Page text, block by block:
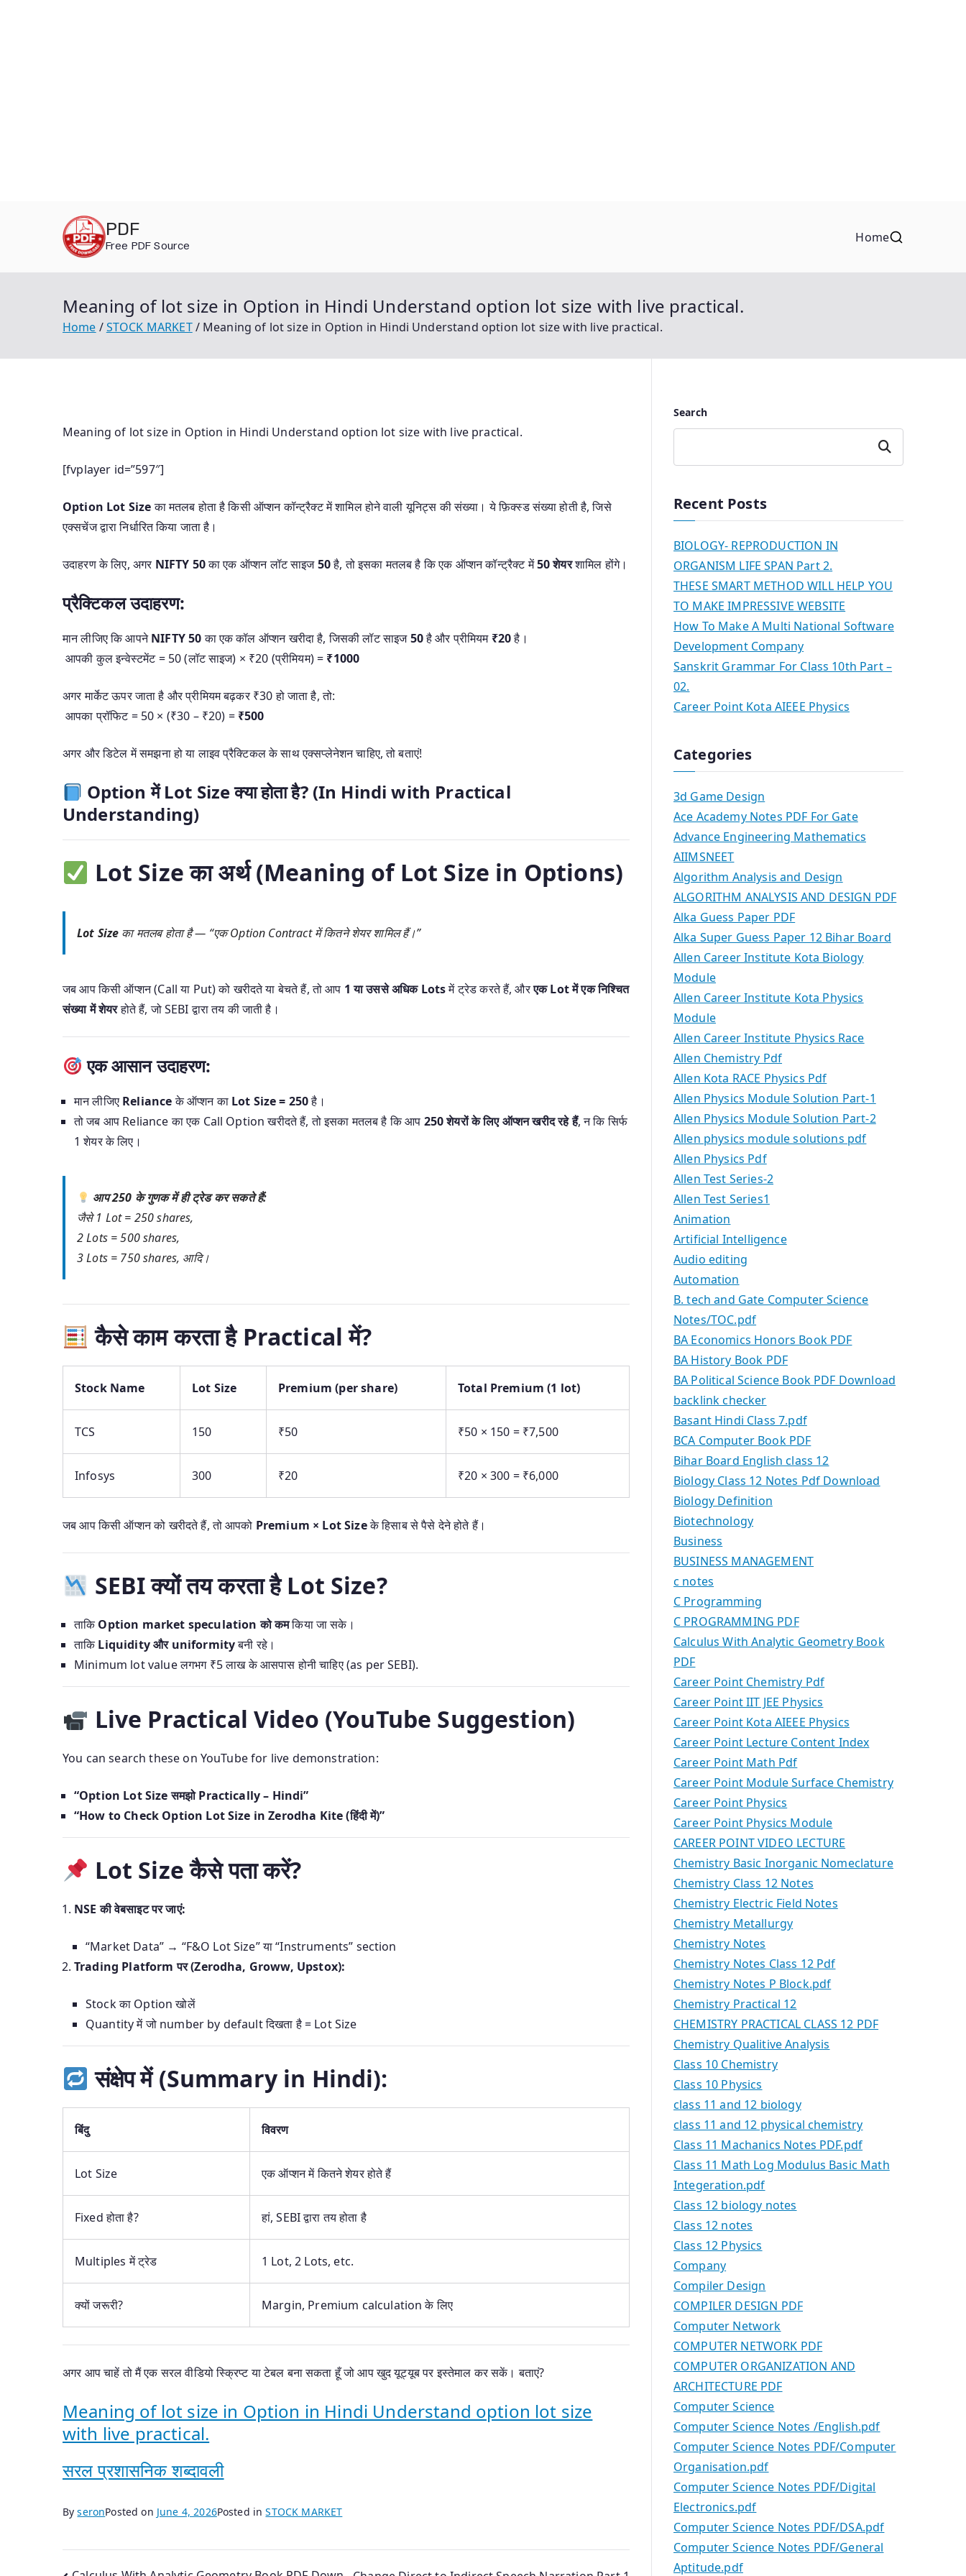
PDF
Free PDF Source
Home
Meaning of lot size in Option in Hindi Understand option lot size with live practical.
Home STOCK MARKET Meaning of lot size in Option in Hindi Understand option lot size with live practical.
Meaning of lot size in Option in Hindi Understand option lot size with live practical.
[fvplayer id=”597″]
Option Lot Sizeका मतलब होता है किसी ऑप्शन कॉन्ट्रैक्ट में शामिल होने वाली यूनिट्स की संख्या। ये फ़िक्स्ड संख्या होती है, जिसे
एक्सचेंज द्वारा निर्धारित किया जाता है।
उदाहरण के लिए, अगर NIFTY 50का एक ऑप्शन लॉट साइज50है, तो इसका मतलब है कि एक ऑप्शन कॉन्ट्रैक्ट में50 शेयरशामिल होंगे।
प्रैक्टिकल उदाहरण:
मान लीजिए कि आपनेNIFTY 50का एक कॉल ऑप्शन खरीदा है, जिसकी लॉट साइज50है और प्रीमियम ₹20है।
आपकी कुल इन्वेस्टमेंट = 50 (लॉट साइज) × ₹20 (प्रीमियम) = ₹1000
अगर मार्केट ऊपर जाता है और प्रीमियम बढ़कर ₹30 हो जाता है, तो:
आपका प्रॉफिट = 50 × (₹30 – ₹20) = ₹500
अगर और डिटेल में समझना हो या लाइव प्रैक्टिकल के साथ एक्सप्लेनेशन चाहिए, तो बताएं!
Option में Lot Size क्या होता है? (In Hindi with Practical
Understanding)
Lot Size का अर्थ (Meaning of Lot Size in Options)
Lot Size का मतलब होता है — “एक Option Contract में कितने शेयर शामिल हैं।”
जब आप किसी ऑप्शन (Call या Put) को खरीदते या बेचते हैं, तो आप 1 या उससे अधिक Lotsमें ट्रेड करते हैं, औरएक Lot में एक निश्चित
संख्या में शेयरहोते हैं, जो SEBI द्वारा तय की जाती है।
एक आसान उदाहरण:
मान लीजिए Relianceके ऑप्शन का Lot Size = 250है।
तो जब आप Reliance का एक Call Option खरीदते हैं, तो इसका मतलब है कि आप 250 शेयरों के लिए ऑप्शन खरीद रहे हैं, न कि सिर्फ
1 शेयर के लिए।
आप 250 के गुणक में ही ट्रेड कर सकते हैं:
जैसे 1 Lot = 250 shares,
2 Lots = 500 shares,
3 Lots = 750 shares, आदि।
कैसे काम करता है Practical में?
Stock Name Lot Size Premium (per share) Total Premium (1 lot)
TCS 150 ₹50 ₹50 × 150 = ₹7,500
Infosys 300 ₹20 ₹20 × 300 = ₹6,000
जब आप किसी ऑप्शन को खरीदते हैं, तो आपको Premium × Lot Sizeके हिसाब से पैसे देने होते हैं।
SEBI क्यों तय करता है Lot Size?
ताकिOption market speculation को कमकिया जा सके।
ताकिLiquidity और uniformityबनी रहे।
Minimum lot value लगभग ₹5 लाख के आसपास होनी चाहिए (as per SEBI).
Live Practical Video (YouTube Suggestion)
You can search these on YouTube for live demonstration:
“Option Lot Size समझो Practically – Hindi”
“How to Check Option Lot Size in Zerodha Kite (हिंदी में)”
Lot Size कैसे पता करें?
NSE की वेबसाइट पर जाएं:
“Market Data” → “F&O Lot Size” या “Instruments” section
Trading Platform पर (Zerodha, Groww, Upstox):
Stock का Option खोलें
Quantity में जो number by default दिखता है = Lot Size
संक्षेप में (Summary in Hindi):
बिंदु विवरण
Lot Size एक ऑप्शन में कितने शेयर होते हैं
Fixed होता है? हां, SEBI द्वारा तय होता है
Multiples में ट्रेड 1 Lot, 2 Lots, etc.
क्यों जरूरी? Margin, Premium calculation के लिए
अगर आप चाहें तो मैं एक सरल वीडियो स्क्रिप्ट या टेबल बना सकता हूँ जो आप खुद यूट्यूब पर इस्तेमाल कर सकें। बताएं?
Meaning of lot size in Option in Hindi Understand option lot size
with live practical.
सरल प्रशासनिक शब्दावली
ByseronPosted on June 4, 2026Posted inSTOCK MARKET
Search
Search
Recent Posts
BIOLOGY- REPRODUCTION IN
ORGANISM LIFE SPAN Part 2.
THESE SMART METHOD WILL HELP YOU
TO MAKE IMPRESSIVE WEBSITE
How To Make A Multi National Software
Development Company
Sanskrit Grammar For Class 10th Part –
02.
Career Point Kota AIEEE Physics
Categories
3d Game Design
Ace Academy Notes PDF For Gate
Advance Engineering Mathematics
AIIMSNEET
Algorithm Analysis and Design
ALGORITHM ANALYSIS AND DESIGN PDF
Alka Guess Paper PDF
Alka Super Guess Paper 12 Bihar Board
Allen Career Institute Kota Biology
Module
Allen Career Institute Kota Physics
Module
Allen Career Institute Physics Race
Allen Chemistry Pdf
Allen Kota RACE Physics Pdf
Allen Physics Module Solution Part-1
Allen Physics Module Solution Part-2
Allen physics module solutions pdf
Allen Physics Pdf
Allen Test Series-2
Allen Test Series1
Animation
Artificial Intelligence
Audio editing
Automation
B. tech and Gate Computer Science
Notes/TOC.pdf
BA Economics Honors Book PDF
BA History Book PDF
BA Political Science Book PDF Download
backlink checker
Basant Hindi Class 7.pdf
BCA Computer Book PDF
Bihar Board English class 12
Biology Class 12 Notes Pdf Download
Biology Definition
Biotechnology
Business
BUSINESS MANAGEMENT
c notes
C Programming
C PROGRAMMING PDF
Calculus With Analytic Geometry Book
PDF
Career Point Chemistry Pdf
Career Point IIT JEE Physics
Career Point Kota AIEEE Physics
Career Point Lecture Content Index
Career Point Math Pdf
Career Point Module Surface Chemistry
Career Point Physics
Career Point Physics Module
CAREER POINT VIDEO LECTURE
Chemistry Basic Inorganic Nomeclature
Chemistry Class 12 Notes
Chemistry Electric Field Notes
Chemistry Metallurgy
Chemistry Notes
Chemistry Notes Class 12 Pdf
Chemistry Notes P Block.pdf
Chemistry Practical 12
CHEMISTRY PRACTICAL CLASS 12 PDF
Chemistry Qualitive Analysis
Class 10 Chemistry
Class 10 Physics
class 11 and 12 biology
class 11 and 12 physical chemistry
Class 11 Machanics Notes PDF.pdf
Class 11 Math Log Modulus Basic Math
Integeration.pdf
Class 12 biology notes
Class 12 notes
Class 12 Physics
Company
Compiler Design
COMPILER DESIGN PDF
Computer Network
COMPUTER NETWORK PDF
COMPUTER ORGANIZATION AND
ARCHITECTURE PDF
Computer Science
Computer Science Notes /English.pdf
Computer Science Notes PDF/Computer
Organisation.pdf
Computer Science Notes PDF/Digital
Electronics.pdf
Computer Science Notes PDF/DSA.pdf
Computer Science Notes PDF/General
Aptitude.pdf